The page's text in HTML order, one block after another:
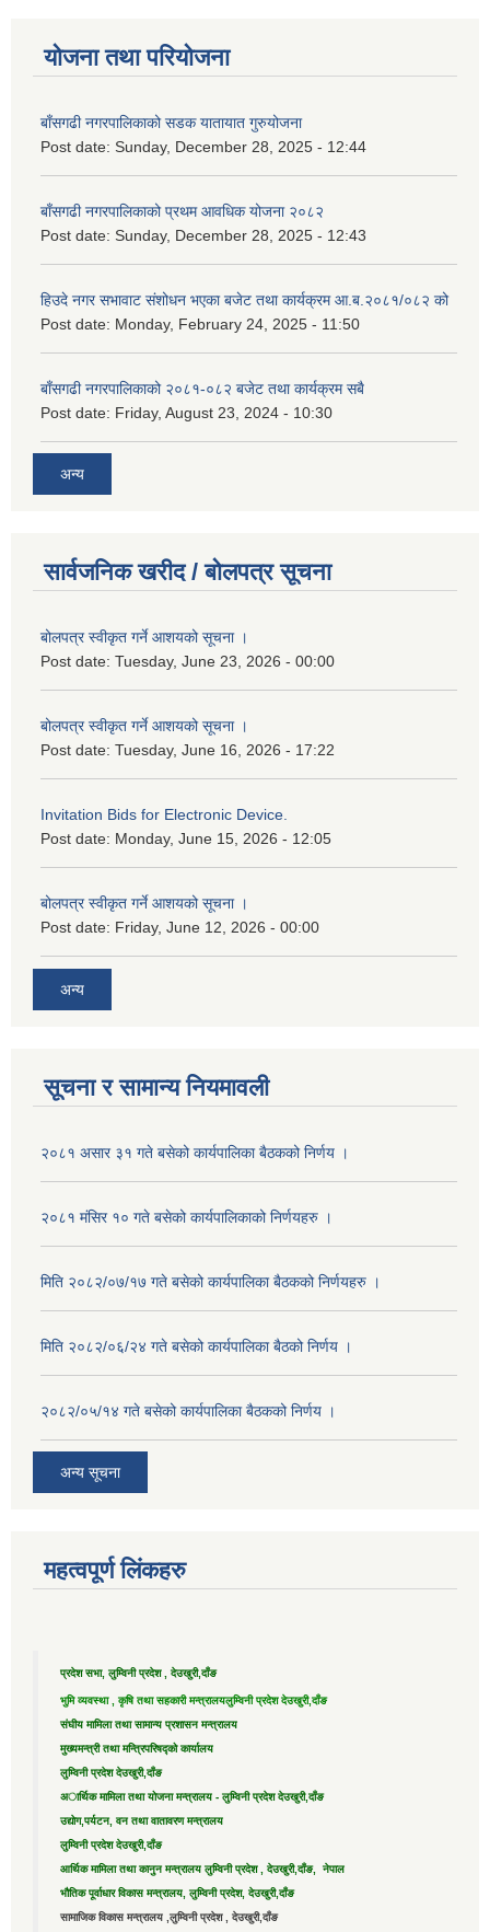
योजना तथा परियोजना
बाँसगढी नगरपालिकाको सडक यातायात गुरुयोजना
Post date: Sunday, December 28, 2025 - 12:44
बाँसगढी नगरपालिकाको प्रथम आवधिक योजना २०८२
Post date: Sunday, December 28, 2025 - 12:43
हिउदे नगर सभावाट संशोधन भएका बजेट तथा कार्यक्रम आ.ब.२०८१/०८२ को
Post date: Monday, February 24, 2025 - 11:50
बाँसगढी नगरपालिकाको २०८१-०८२ बजेट तथा कार्यक्रम सबै
Post date: Friday, August 23, 2024 - 10:30
अन्य
सार्वजनिक खरीद / बोलपत्र सूचना
बोलपत्र स्वीकृत गर्ने आशयको सूचना ।
Post date: Tuesday, June 23, 2026 - 00:00
बोलपत्र स्वीकृत गर्ने आशयको सूचना ।
Post date: Tuesday, June 16, 2026 - 17:22
Invitation Bids for Electronic Device.
Post date: Monday, June 15, 2026 - 12:05
बोलपत्र स्वीकृत गर्ने आशयको सूचना ।
Post date: Friday, June 12, 2026 - 00:00
अन्य
सूचना र सामान्य नियमावली
२०८१ असार ३१ गते बसेको कार्यपालिका बैठकको निर्णय ।
२०८१ मंसिर १० गते बसेको कार्यपालिकाको निर्णयहरु ।
मिति २०८२/०७/१७ गते बसेको कार्यपालिका बैठकको निर्णयहरु ।
मिति २०८२/०६/२४ गते बसेको कार्यपालिका बैठको निर्णय ।
२०८२/०५/१४ गते बसेको कार्यपालिका बैठकको निर्णय ।
अन्य सूचना
महत्वपूर्ण लिंकहरु
प्रदेश सभा, लुम्विनी प्रदेश , देउखुरी,दाँङ
भुमि व्यवस्था , कृषि तथा सहकारी मन्त्रालयलुम्विनी प्रदेश देउखुरी,दाँङ
संघीय मामिला तथा सामान्य प्रशासन मन्त्रालय
मुख्यमन्त्री तथा मन्त्रिपरिषद्को कार्यालय
लुम्विनी प्रदेश देउखुरी,दाँङ
अार्थिक मामिला तथा योजना मन्त्रालय - लुम्विनी प्रदेश देउखुरी,दाँङ
उद्याेग,पर्यटन, वन तथा वातावरण मन्त्रालय
लुम्विनी प्रदेश देउखुरी,दाँङ
आर्थिक मामिला तथा कानुन मन्त्रालय लुम्विनी प्रदेश , देउखुरी,दाँङ, नेपाल
भौतिक पूर्वाधार विकास मन्त्रालय, लुम्विनी प्रदेश, देउखुरी,दाँङ
सामाजिक विकास मन्त्रालय ,लुम्विनी प्रदेश , देउखुरी,दाँङ